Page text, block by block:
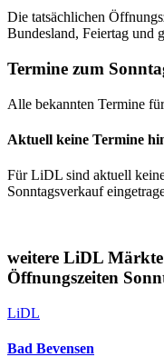
Die tatsächlichen
Bundesland, Feiertag und
Termine zum
Alle bekannten Termine
Aktuell keine Termine
Für LiDL sind aktuell
Sonntagsverkauf
weitere LiDL
Öffnungszeiten
LiDL
Bad Bevensen